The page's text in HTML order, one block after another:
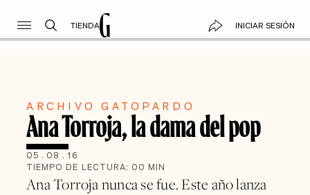
TIENDA INICIAR SESIÓN
ARCHIVO GATOPARDO
Ana Torroja, la dama del pop
05 . 08 . 16
TIEMPO DE LECTURA: 00 MIN
Ana Torroja nunca se fue. Este año lanza